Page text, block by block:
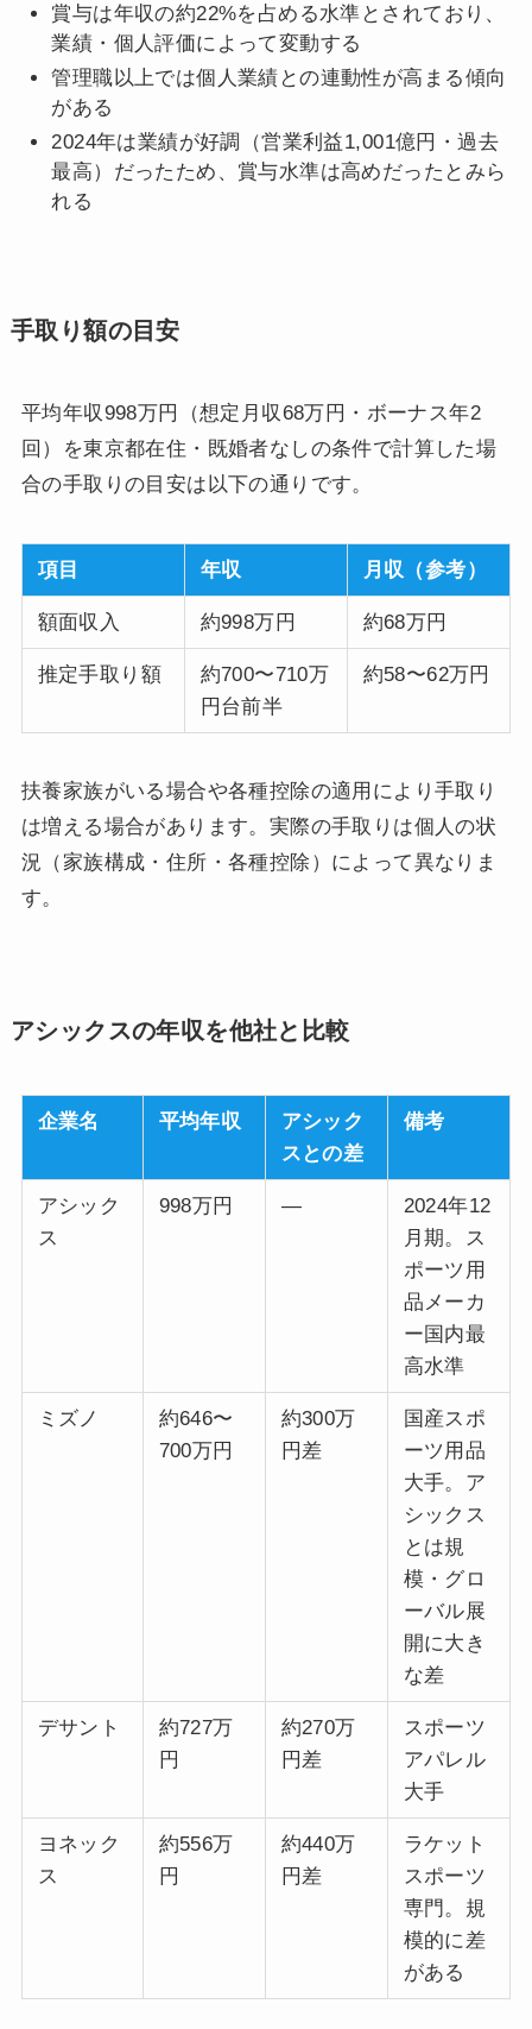
賞与は年収の約22%を占める水準とされており、
業績・個人評価によって変動する
管理職以上では個人業績との連動性が高まる傾向
がある
2024年は業績が好調（営業利益1,001億円・過去
最高）だったため、賞与水準は高めだったとみら
れる
手取り額の目安
平均年収998万円（想定月収68万円・ボーナス年2
回）を東京都在住・既婚者なしの条件で計算した場
合の手取りの目安は以下の通りです。
項目 年収 月収（参考）
額面収入 約998万円 約68万円
推定手取り額
約700〜710万
円台前半
約58〜62万円
扶養家族がいる場合や各種控除の適用により手取り
は増える場合があります。実際の手取りは個人の状
況（家族構成・住所・各種控除）によって異なりま
す。
アシックスの年収を他社と比較
企業名 平均年収
アシック
スとの差
備考
アシック
ス
998万円 —
2024年12
月期。ス
ポーツ用
品メーカ
ー国内最
高水準
ミズノ
約646〜
700万円
約300万
円差
国産スポ
ーツ用品
大手。ア
シックス
とは規
模・グロ
ーバル展
開に大き
な差
デサント
約727万
円
約270万
円差
スポーツ
アパレル
大手
ヨネック
ス
約556万
円
約440万
円差
ラケット
スポーツ
専門。規
模的に差
がある